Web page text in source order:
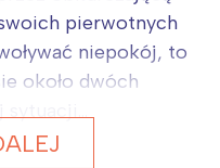
pierwotnych
niepokój, to
około dwóch